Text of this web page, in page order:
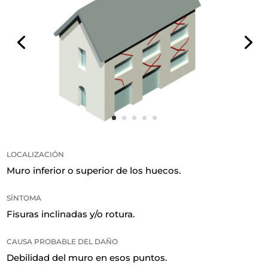
LOCALIZACIÓN
Muro inferior o superior de los huecos.
SÍNTOMA
Fisuras inclinadas y/o rotura.
CAUSA PROBABLE DEL DAÑO
Debilidad del muro en esos puntos.